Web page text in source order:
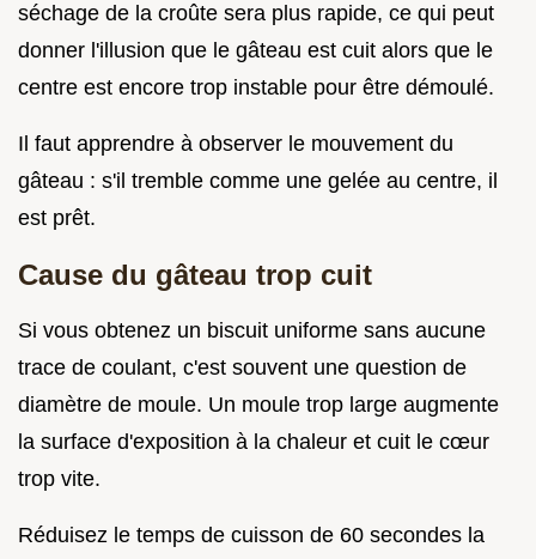
séchage de la croûte sera plus rapide, ce qui peut
donner l'illusion que le gâteau est cuit alors que le
centre est encore trop instable pour être démoulé.
Il faut apprendre à observer le mouvement du
gâteau : s'il tremble comme une gelée au centre, il
est prêt.
Cause du gâteau trop cuit
Si vous obtenez un biscuit uniforme sans aucune
trace de coulant, c'est souvent une question de
diamètre de moule. Un moule trop large augmente
la surface d'exposition à la chaleur et cuit le cœur
trop vite.
Réduisez le temps de cuisson de 60 secondes la